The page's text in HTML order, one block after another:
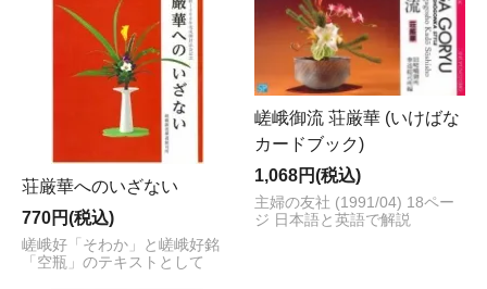
荘厳華へのいざない
770円(税込)
嵯峨好「そわか」と嵯峨好銘
「空瓶」のテキストとして
嵯峨御流 荘厳華 (いけばな
カードブック)
1,068円(税込)
主婦の友社 (1991/04) 18ペー
ジ 日本語と英語で解説